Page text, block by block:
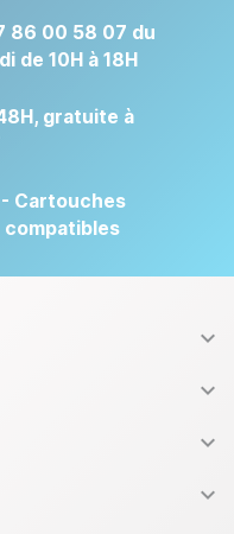
86 00 58 07 du
de 10H à 18H
gratuite à
Cartouches



